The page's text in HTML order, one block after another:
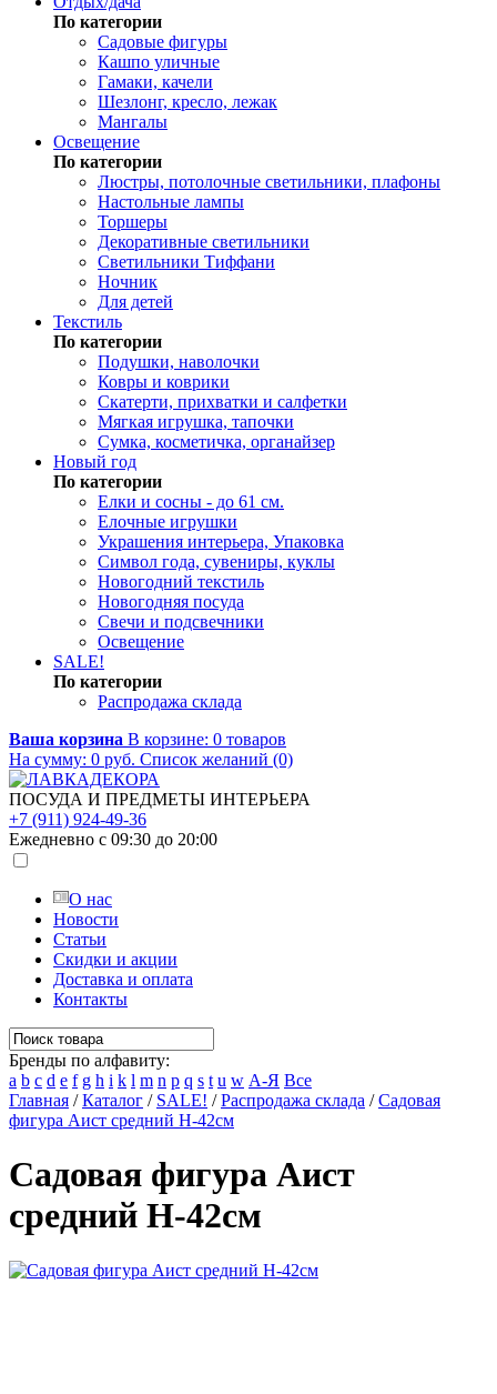
По категории
Садовые фигуры
Кашпо уличные
Гамаки, качели
Шезлонг, кресло, лежак
Мангалы
Освещение
По категории
Люстры, потолочные светильники, плафоны
Настольные лампы
Торшеры
Декоративные светильники
Светильники Тиффани
Ночник
Для детей
Текстиль
По категории
Подушки, наволочки
Ковры и коврики
Скатерти, прихватки и салфетки
Мягкая игрушка, тапочки
Сумка, косметичка, органайзер
Новый год
По категории
Елки и сосны - до 61 см.
Елочные игрушки
Украшения интерьера, Упаковка
Символ года, сувениры, куклы
Новогодний текстиль
Новогодняя посуда
Свечи и подсвечники
Освещение
SALE!
По категории
Распродажа склада
Ваша корзина В корзине: 0 товаров
На сумму: 0 руб. Список желаний (0)
ПОСУДА И ПРЕДМЕТЫ ИНТЕРЬЕРА
+7 (911) 924-49-36
Ежедневно с 09:30 до 20:00
О нас
Новости
Статьи
Скидки и акции
Доставка и оплата
Контакты
Бренды по алфавиту:
a b c d e f g h i k l m n p q s t u w А-Я Все
Главная /Каталог / SALE! /Распродажа склада /Садовая
фигура Аист средний Н-42см
Садовая фигура Аист
средний Н-42см